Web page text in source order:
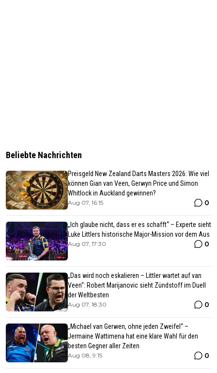
Beliebte Nachrichten
Preisgeld New Zealand Darts Masters 2026: Wie viel
können Gian van Veen, Gerwyn Price und Simon
Whitlock in Auckland gewinnen?
Aug 07, 16:15 0
„Ich glaube nicht, dass er es schafft“ – Experte sieht
Luke Littlers historische Major-Mission vor dem Aus
Aug 07, 17:30 0
„Das wird noch eskalieren – Littler wartet auf van
Veen“: Robert Marijanovic sieht Zündstoff im Duell
der Weltbesten
Aug 07, 18:30 0
„Michael van Gerwen, ohne jeden Zweifel“ –
Jermaine Wattimena hat eine klare Wahl für den
besten Gegner aller Zeiten
Aug 08, 9:15 0